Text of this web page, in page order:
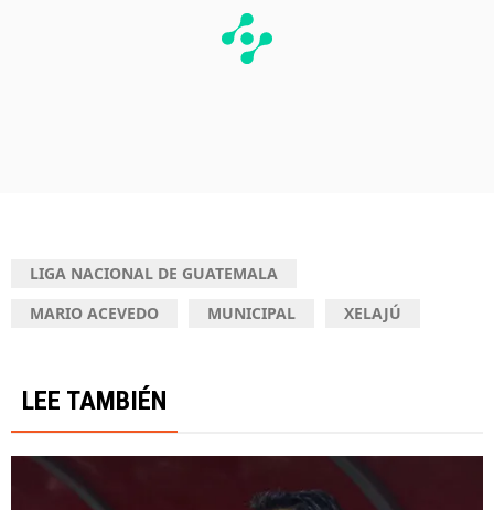
LIGA NACIONAL DE GUATEMALA
MARIO ACEVEDO
MUNICIPAL XELAJÚ
LEE TAMBIÉN